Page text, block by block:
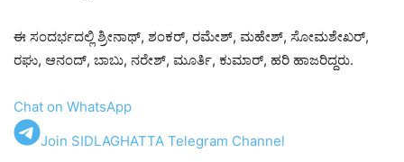
ಈ ಸಂದರ್ಭದಲ್ಲಿ ಶ್ರೀನಾಥ್, ಶಂಕರ್, ರಮೇಶ್, ಮಹೇಶ್, ಸೋಮಶೇಖರ್,
ರಘು, ಆನಂದ್, ಬಾಬು, ನರೇಶ್, ಮೂರ್ತಿ, ಕುಮಾರ್, ಹರಿ ಹಾಜರಿದ್ದರು.
Chat on WhatsApp
Join SIDLAGHATTA Telegram Channel